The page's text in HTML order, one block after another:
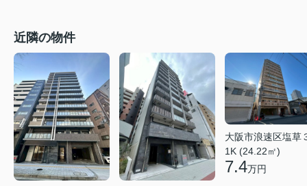
近隣の物件
大阪市浪速区塩草
1K (24.22㎡)
7.4万円